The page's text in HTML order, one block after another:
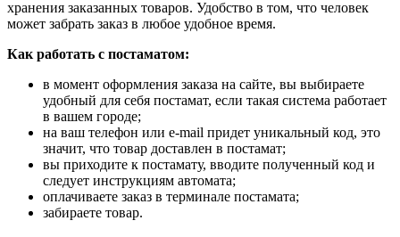
хранения заказанных товаров. Удобство в том, что человек
может забрать заказ в любое удобное время.
Как работать с постаматом:
в момент оформления заказа на сайте, вы выбираете
удобный для себя постамат, если такая система работает
в вашем городе;
на ваш телефон или e-mail придет уникальный код, это
значит, что товар доставлен в постамат;
вы приходите к постамату, вводите полученный код и
следует инструкциям автомата;
оплачиваете заказ в терминале постамата;
забираете товар.